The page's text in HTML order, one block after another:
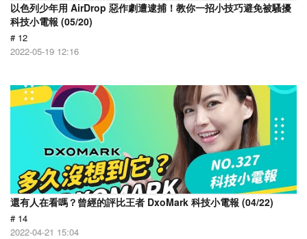
以色列少年用 AirDrop 惡作劇遭逮捕！教你一招小技巧避免被騷擾
科技小電報 (05/20)
# 12
2022-05-19 12:16
還有人在看嗎？曾經的評比王者 DxoMark 科技小電報 (04/22)
# 14
2022-04-21 15:04